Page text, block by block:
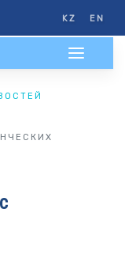
KZ EN